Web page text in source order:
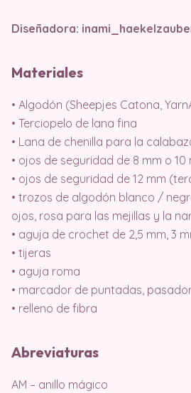
Diseñadora:
Materiales
• Algodón (Sheepjes Catona,
• Terciopelo de lana fina
• Lana de chenilla para la
• ojos de seguridad de 8 mm o
• ojos de seguridad de 12 mm
• trozos de algodón blanco /
ojos, rosa para las mejillas y la
• aguja de crochet de 2,5 mm, 3
• tijeras
• aguja roma
• marcador de puntadas,
• relleno de fibra
Abreviaturas
AM – anillo mágico